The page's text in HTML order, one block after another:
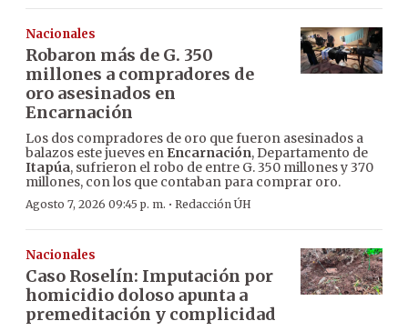
Nacionales
Robaron más de G. 350
millones a compradores de
oro asesinados en
Encarnación
Los dos compradores de oro que fueron asesinados a
balazos este jueves en Encarnación, Departamento de
Itapúa, sufrieron el robo de entre G. 350 millones y 370
millones, con los que contaban para comprar oro.
Agosto 7, 2026 09:45 p. m. · Redacción ÚH
Nacionales
Caso Roselín: Imputación por
homicidio doloso apunta a
premeditación y complicidad